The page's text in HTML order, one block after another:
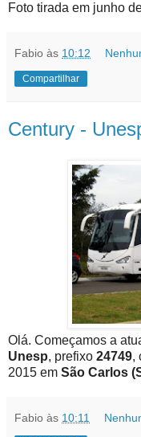
Foto tirada em junho
Fabio às 10:12
Compartilhar
Century -
Olá. Começamos a
Unesp, prefixo 24749,
2015 em São Carlos
Fabio às 10:11